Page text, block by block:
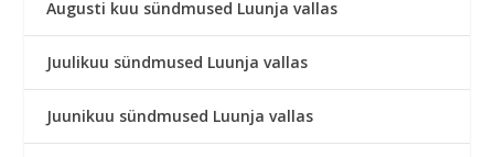
Augusti kuu sündmused Luunja vallas
Juulikuu sündmused Luunja vallas
Juunikuu sündmused Luunja vallas